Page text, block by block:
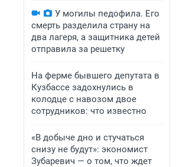
У могилы педофила. Его
смерть разделила страну на
два лагеря, а защитника детей
отправила за решетку
На ферме бывшего депутата в
Кузбассе задохнулись в
колодце с навозом двое
сотрудников: что известно
«В добыче дно и стучаться
снизу не будут»: экономист
Зубаревич — о том, что ждет